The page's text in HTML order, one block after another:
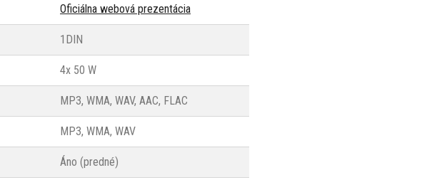
Oficiálna webová prezentácia
1DIN
4x 50 W
MP3, WMA, WAV, AAC, FLAC
MP3, WMA, WAV
Áno (predné)